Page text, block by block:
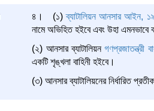
৪। (১)ব্যাটালিয়ন আনসার আইন,
নামে অভিহিত হইবে এবং উহা
(২) আনসার ব্যাটালিয়নগণপ্রজাতন্ত্রী
একটি শৃঙ্খলা বাহিনী হইবে।
(৩) আনসার ব্যাটালিয়নের নির্ধারিত